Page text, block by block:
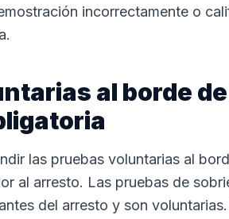
incorrectamente o
al borde
las pruebas voluntarias al
al arresto. Las pruebas de
del arresto y son